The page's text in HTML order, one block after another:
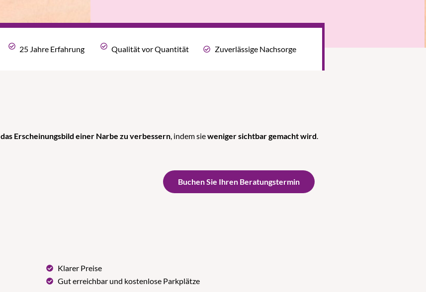
25 Jahre Erfahrung Qualität vor Quantität Zuverlässige Nachsorge
das Erscheinungsbild einer Narbe zu verbessern, indem sieweniger sichtbar gemacht wird.
Buchen Sie Ihren Beratungstermin
Klarer Preise
Gut erreichbar und kostenlose Parkplätze